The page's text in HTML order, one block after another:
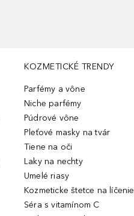
KOZMETICKÉ TRENDY
Parfémy a vône
Niche parfémy
Púdrové vône
Pleťové masky na tvár
Tiene na oči
Laky na nechty
Umelé riasy
Kozmeticke štetce na líčenie
Séra s vitamínom C